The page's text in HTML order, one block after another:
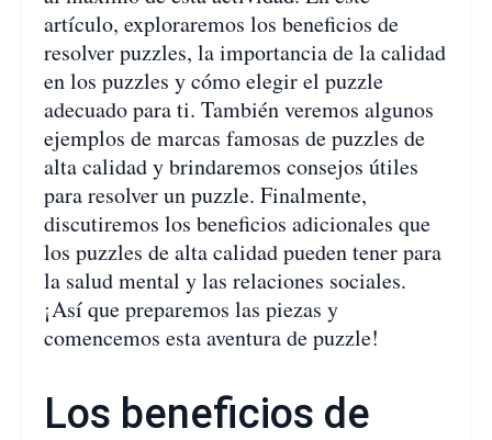
artículo, exploraremos los beneficios de
resolver puzzles, la importancia de la calidad
en los puzzles y cómo elegir el puzzle
adecuado para ti. También veremos algunos
ejemplos de marcas famosas de puzzles de
alta calidad y brindaremos consejos útiles
para resolver un puzzle. Finalmente,
discutiremos los beneficios adicionales que
los puzzles de alta calidad pueden tener para
la salud mental y las relaciones sociales.
¡Así que preparemos las piezas y
comencemos esta aventura de puzzle!
Los beneficios de